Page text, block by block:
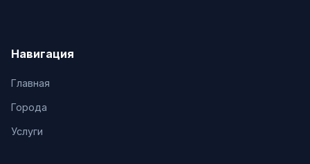
Навигация
Главная
Города
Услуги